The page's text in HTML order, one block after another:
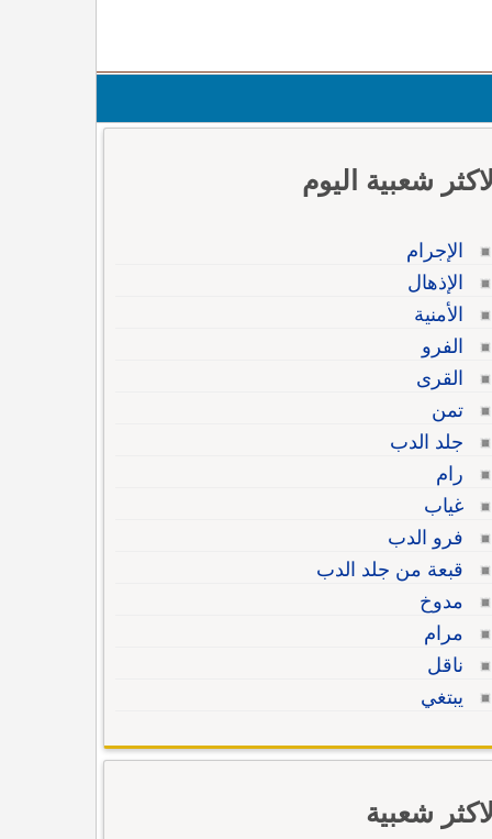
الاكثر شعبية اليوم
الإجرام
الإذهال
الأمنية
الفرو
القرى
تمن
جلد الدب
رام
غياب
فرو الدب
قبعة من جلد الدب
مدوخ
مرام
ناقل
يبتغي
الاكثر شعبية